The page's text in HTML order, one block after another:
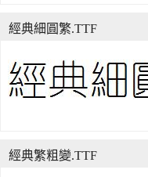
經典細圓繁.TTF
經典繁粗變.TTF